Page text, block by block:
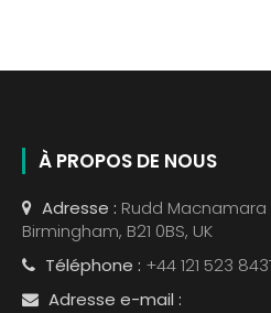
À PROPOS DE NOUS
Adresse : Rudd Macnamara
Birmingham, B21 0BS, UK
Téléphone : +44 121 523
Adresse e-mail :